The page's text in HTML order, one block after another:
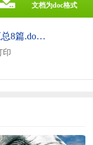
《【必备】四年级的老师的作文300字汇总8篇.doc》
印
文档为doc格式